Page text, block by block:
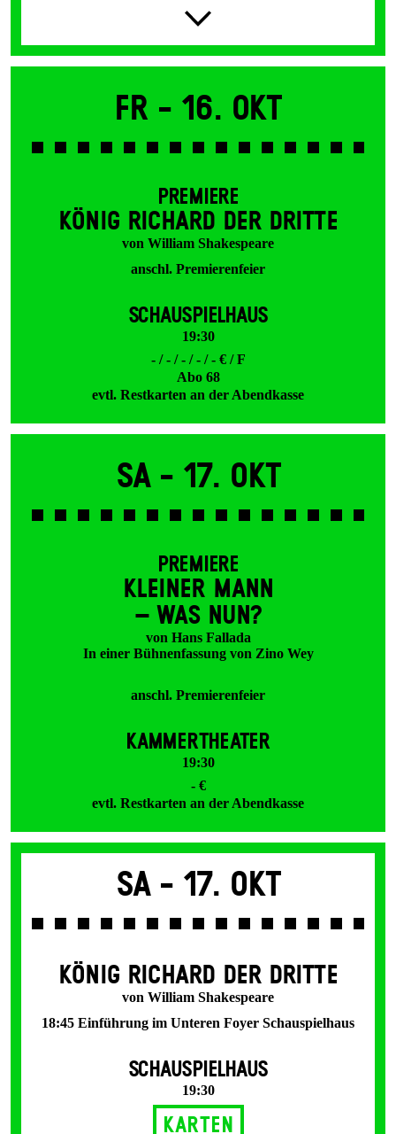
Fr - 16. Okt
PREMIERE
KÖNIG RICHARD DER DRITTE
von William Shakespeare
anschl. Premierenfeier
SCHAUSPIELHAUS
19:30
- / - / - / - / - € / F
Abo 68
evtl. Restkarten an der Abendkasse
Sa - 17. Okt
PREMIERE
KLEINER MANN
– WAS NUN?
von Hans Fallada
In einer Bühnenfassung von Zino Wey
anschl. Premierenfeier
KAMMERTHEATER
19:30
- €
evtl. Restkarten an der Abendkasse
Sa - 17. Okt
KÖNIG RICHARD DER DRITTE
von William Shakespeare
18:45 Einführung im Unteren Foyer Schauspielhaus
SCHAUSPIELHAUS
19:30
Karten